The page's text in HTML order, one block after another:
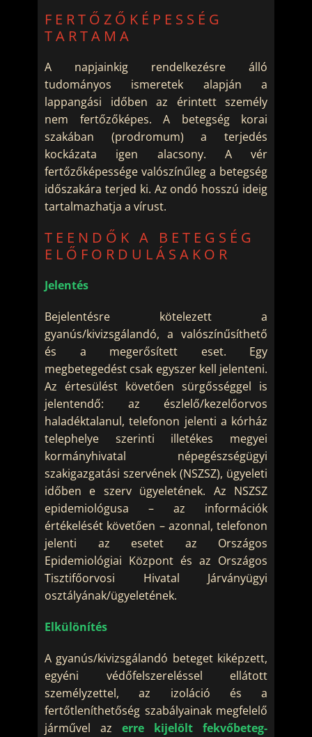
FERTŐZŐKÉPESSÉG
TARTAMA
A napjainkig rendelkezésre álló
tudományos ismeretek alapján a
lappangási időben az érintett személy
nem fertőzőképes. A betegség korai
szakában (prodromum) a terjedés
kockázata igen alacsony. A vér
fertőzőképessége valószínűleg a betegség
időszakára terjed ki. Az ondó hosszú ideig
tartalmazhatja a vírust.
TEENDŐK A BETEGSÉG
ELŐFORDULÁSAKOR
Jelentés
Bejelentésre kötelezett a
gyanús/kivizsgálandó, a valószínűsíthető
és a megerősített eset. Egy
megbetegedést csak egyszer kell jelenteni.
Az értesülést követően sürgősséggel is
jelentendő: az észlelő/kezelőorvos
haladéktalanul, telefonon jelenti a kórház
telephelye szerinti illetékes megyei
kormányhivatal népegészségügyi
szakigazgatási szervének (NSZSZ), ügyeleti
időben e szerv ügyeletének. Az NSZSZ
epidemiológusa – az információk
értékelését követően – azonnal, telefonon
jelenti az esetet az Országos
Epidemiológiai Központ és az Országos
Tisztifőorvosi Hivatal Járványügyi
osztályának/ügyeletének.
Elkülönítés
A gyanús/kivizsgálandó beteget kiképzett,
egyéni védőfelszereléssel ellátott
személyzettel, az izoláció és a
fertőtleníthetőség szabályainak megfelelő
járművel az erre kijelölt fekvőbeteg-